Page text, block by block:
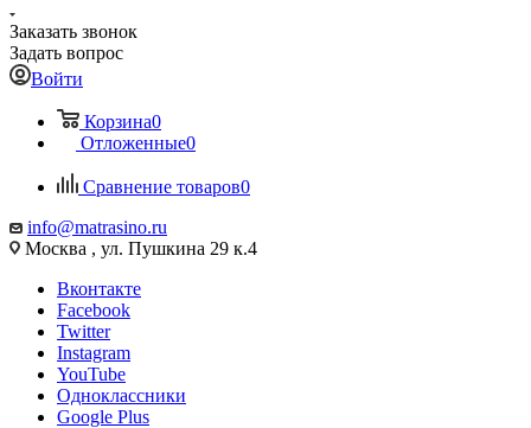
Заказать звонок
Задать вопрос
Войти
Корзина0
Отложенные0
Сравнение товаров0
info@matrasino.ru
Москва , ул. Пушкина 29 к.4
Вконтакте
Facebook
Twitter
Instagram
YouTube
Одноклассники
Google Plus